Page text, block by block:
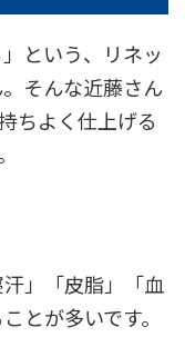
という、リネッ
そんな近藤さん
ちよく仕上げる
」「皮脂」「血
とが多いです。